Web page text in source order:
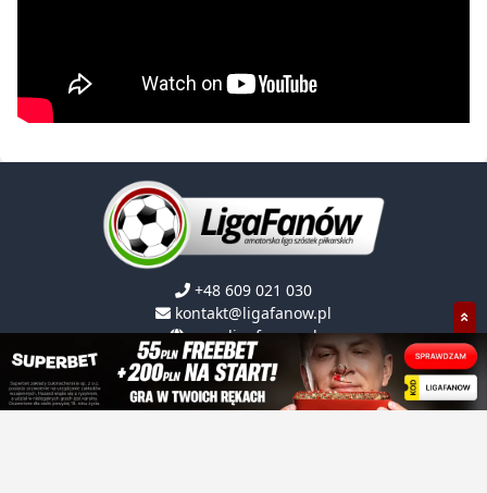
+48 609 021 030
kontakt@ligafanow.pl
www.ligafanow.pl
Copyright © Ligafanów 2008 - 2026